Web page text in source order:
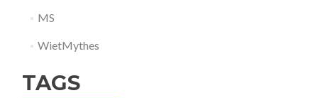
MS
WietMythes
TAGS